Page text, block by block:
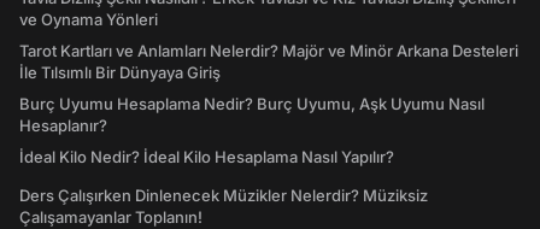
ve Oynama Yönleri
Tarot Kartları ve Anlamları Nelerdir? Majör ve Minör Arkana Desteleri
İle Tılsımlı Bir Dünyaya Giriş
Burç Uyumu Hesaplama Nedir? Burç Uyumu, Aşk Uyumu Nasıl
Hesaplanır?
İdeal Kilo Nedir? İdeal Kilo Hesaplama Nasıl Yapılır?
Ders Çalışırken Dinlenecek Müzikler Nelerdir? Müziksiz
Çalışamayanlar Toplanın!